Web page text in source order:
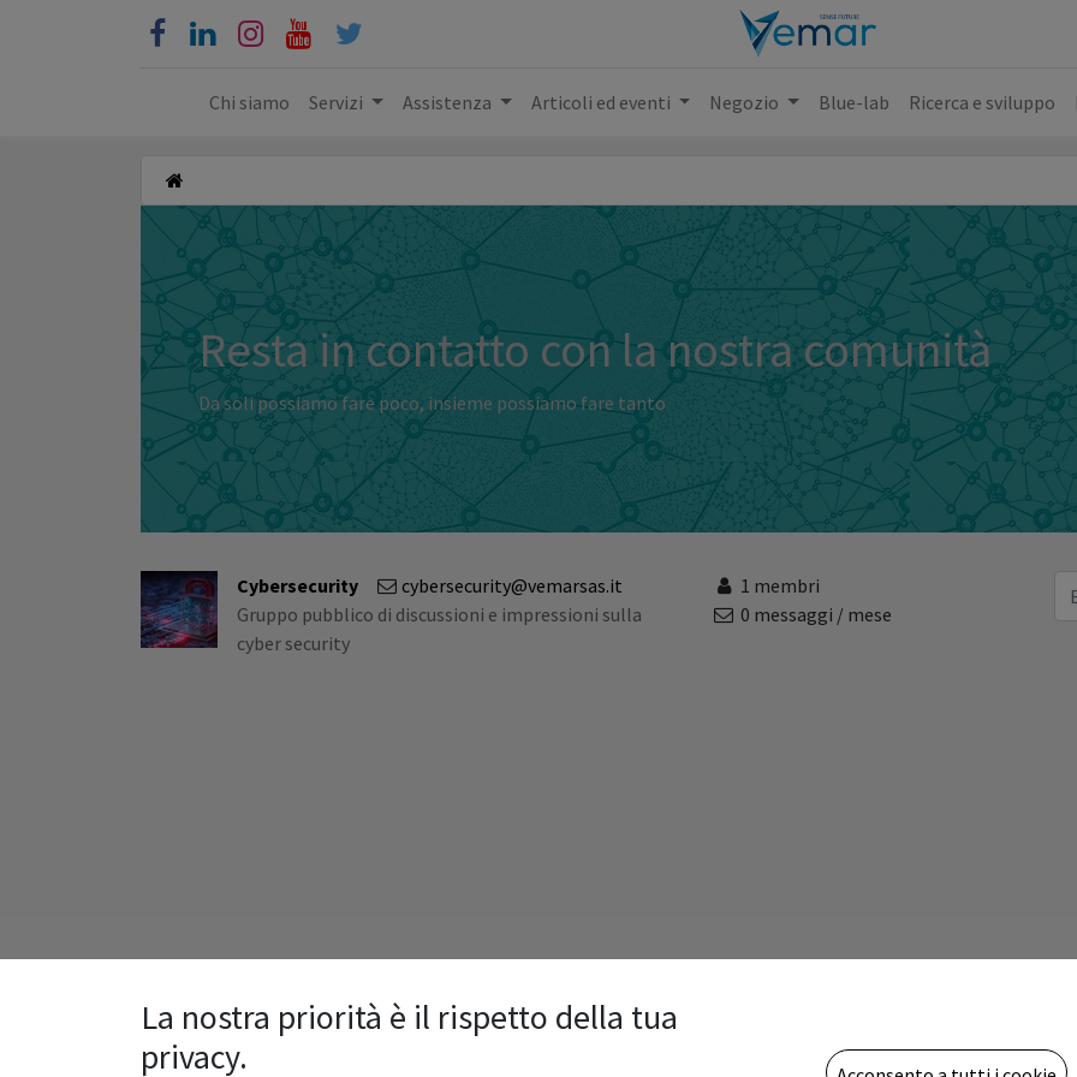
Chi siamo Servizi Assistenza Articoli ed eventi Negozio Blue-lab Ricerca e sviluppo
Resta in contatto con la nostra comunità
Da soli possiamo fare poco, insieme possiamo fare tanto
Cybersecurity
cybersecurity@vemarsas.it
Gruppo pubblico di discussioni e impressioni sulla
cyber security
1 membri
0 messaggi / mese
La nostra priorità è il rispetto della tua
privacy.